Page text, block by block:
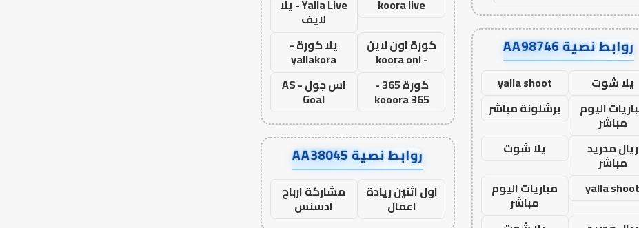
روابط نصية AA98746
يلا شوت
yalla shoot
اليوم
مباشر
برشلونة مباشر
ريال مدريد
مباشر
يلا شوت
yalla shoot
مباريات اليوم
مباشر
koora live
Yalla Live - يلا
لايف
كورة اون لاين
- koora onl
يلا كورة -
yallakora
كورة 365 -
kooora 365
اس جول - AS
Goal
روابط نصية AA38045
اول اثنين ريادة
اعمال
مشاركة ارباح
ادسنس